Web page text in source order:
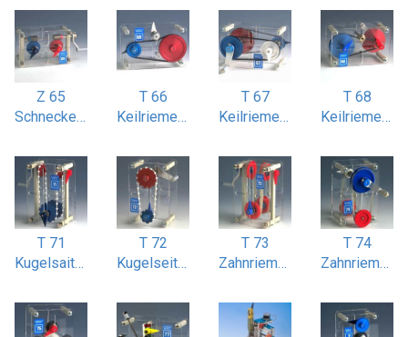
Z 65
Schneckenradgetriebe 2- und 3-gängig
T 66
Keilriemenantrieb einstufig
T 67
Keilriemenantrieb zweistufig
T 68
Keilriemen Stufenscheibenantrieb
T 71
Kugelsaitenantrieb gekreuzt
T 72
Kugelseitenantrieb einstufig
T 73
Zahnriemenantrieb gekreuzt
T 74
Zahnriemenantrieb zweistufig